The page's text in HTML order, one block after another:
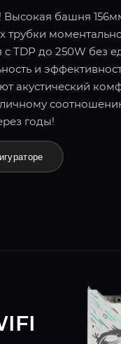
башня
TDP до 250W без
и
акустический
годы!